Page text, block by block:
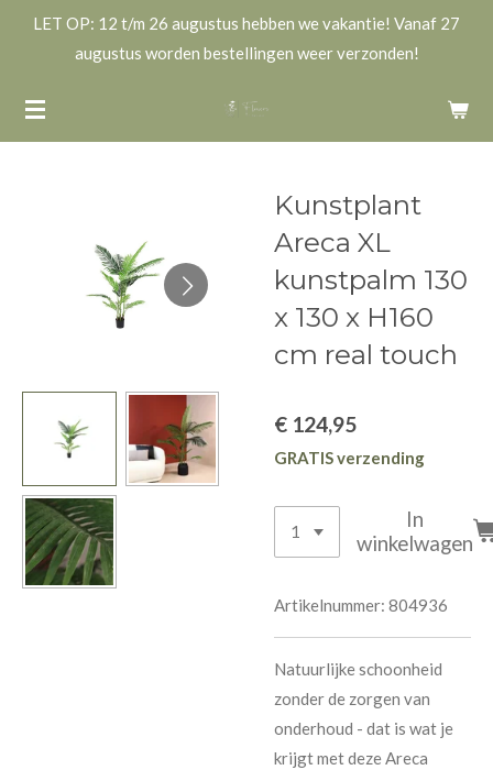
de
hoofdinhoud
LET OP: 12 t/m 26 augustus hebben we vakantie! Vanaf 27
augustus worden bestellingen weer verzonden!
Kunstplant
Areca XL
kunstpalm 130
x 130 x H160
cm real touch
€ 124,95
GRATIS verzending
In
winkelwagen
Artikelnummer: 804936
Natuurlijke schoonheid
zonder de zorgen van
onderhoud - dat is wat je
krijgt met deze Areca